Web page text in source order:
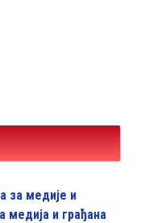
за медије и
медија и грађана